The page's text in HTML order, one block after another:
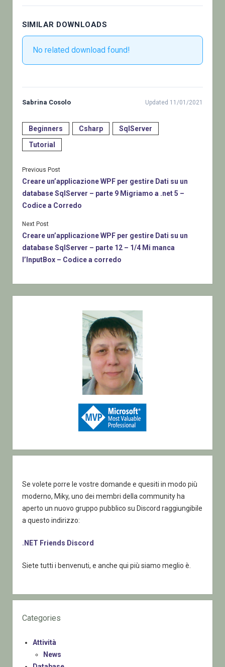
SIMILAR DOWNLOADS
No related download found!
Sabrina Cosolo Updated 11/01/2021
Beginners Csharp
SqlServer
Tutorial
Previous Post
Creare un’applicazione WPF per gestire Dati su un
database SqlServer – parte 9 Migriamo a .net 5 –
Codice a Corredo
Next Post
Creare un’applicazione WPF per gestire Dati su un
database SqlServer – parte 12 – 1/4 Mi manca
l’InputBox – Codice a corredo
Se volete porre le vostre domande e quesiti in modo più
moderno, Miky, uno dei membri della community ha
aperto un nuovo gruppo pubblico su Discord raggiungibile
a questo indirizzo:
.NET Friends Discord
Siete tutti i benvenuti, e anche qui più siamo meglio è.
Categories
Attività
News